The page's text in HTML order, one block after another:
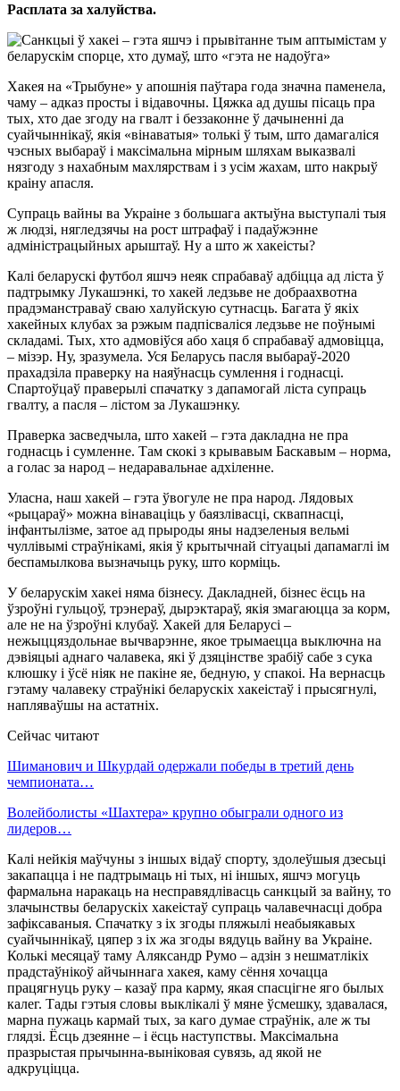
Расплата за халуйства.
Хакея на «Трыбуне» у апошнія паўтара года значна паменела,
чаму – адказ просты і відавочны. Цяжка ад душы пісаць пра
тых, хто дае згоду на гвалт і беззаконне ў дачыненні да
суайчыннікаў, якія «вінаватыя» толькі ў тым, што дамагаліся
чэсных выбараў і максімальна мірным шляхам выказвалі
нязгоду з нахабным махлярствам і з усім жахам, што накрыў
краіну апасля.
Супраць вайны ва Украіне з большага актыўна выступалі тыя
ж людзі, нягледзячы на рост штрафаў і падаўжэнне
адміністрацыйных арыштаў. Ну а што ж хакеісты?
Калі беларускі футбол яшчэ неяк спрабаваў адбіцца ад ліста ў
падтрымку Лукашэнкі, то хакей ледзьве не добраахвотна
прадэманстраваў сваю халуйскую сутнасць. Багата ў якіх
хакейных клубах за рэжым падпісваліся ледзьве не поўнымі
складамі. Тых, хто адмовіўся або хаця б спрабаваў адмовіцца,
– мізэр. Ну, зразумела. Уся Беларусь пасля выбараў-2020
прахадзіла праверку на наяўнасць сумлення і годнасці.
Спартоўцаў праверылі спачатку з дапамогай ліста супраць
гвалту, а пасля – лістом за Лукашэнку.
Праверка засведчыла, што хакей – гэта дакладна не пра
годнасць і сумленне. Там скокі з крывавым Баскавым – норма,
а голас за народ – недаравальнае адхіленне.
Уласна, наш хакей – гэта ўвогуле не пра народ. Лядовых
«рыцараў» можна вінаваціць у баязлівасці, сквапнасці,
інфантылізме, затое ад прыроды яны надзеленыя вельмі
чуллівымі страўнікамі, якія ў крытычнай сітуацыі дапамаглі ім
беспамылкова вызначыць руку, што корміць.
У беларускім хакеі няма бізнесу. Дакладней, бізнес ёсць на
ўзроўні гульцоў, трэнераў, дырэктараў, якія змагаюцца за корм,
але не на ўзроўні клубаў. Хакей для Беларусі –
нежыццяздольнае вычварэнне, якое трымаецца выключна на
дэвіяцыі аднаго чалавека, які ў дзяцінстве зрабіў сабе з сука
клюшку і ўсё ніяк не пакіне яе, бедную, у спакоі. На вернасць
гэтаму чалавеку страўнікі беларускіх хакеістаў і прысягнулі,
напляваўшы на астатніх.
Сейчас читают
Шиманович и Шкурдай одержали победы в третий день
чемпионата…
Волейболисты «Шахтера» крупно обыграли одного из
лидеров…
Калі нейкія маўчуны з іншых відаў спорту, здолеўшыя дзесьці
закапацца і не падтрымаць ні тых, ні іншых, яшчэ могуць
фармальна наракаць на несправядлівасць санкцый за вайну, то
злачынствы беларускіх хакеістаў супраць чалавечнасці добра
зафіксаваныя. Спачатку з іх згоды пляжылі неабыякавых
суайчыннікаў, цяпер з іх жа згоды вядуць вайну ва Украіне.
Колькі месяцаў таму Аляксандр Румо – адзін з нешматлікіх
прадстаўнікоў айчыннага хакея, каму сёння хочацца
працягнуць руку – казаў пра карму, якая спасцігне яго былых
калег. Тады гэтыя словы выклікалі ў мяне ўсмешку, здавалася,
марна пужаць кармай тых, за каго думае страўнік, але ж ты
глядзі. Ёсць дзеянне – і ёсць наступствы. Максімальна
празрыстая прычынна-выніковая сувязь, ад якой не
адкруціцца.